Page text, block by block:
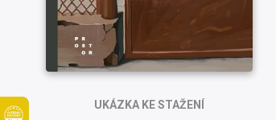
UKÁZKAKE STAŽENÍ